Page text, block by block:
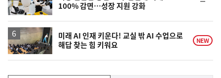
100% 감면…성장 지원 강화
일
미래 AI 인재 키운다! 교실 밖 AI 수업으로
해답 찾는 힘 키워요
NEW